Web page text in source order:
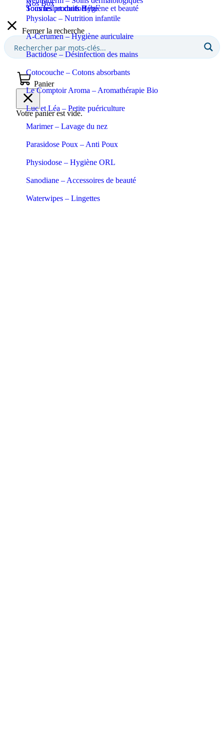
Sommeil et confort
Tous les produits Bébé
Tous les produits Hygiène et beauté
Physiolac – Nutrition infantile
A-Cerumen – Hygiène auriculaire
Bactidose – Désinfection des mains
Cotocouche – Cotons absorbants
Le Comptoir Aroma – Aromathérapie Bio
Luc et Léa – Petite puériculture
Marimer – Lavage du nez
Parasidose Poux – Anti Poux
Physiodose – Hygiène ORL
Sanodiane – Accessoires de beauté
Waterwipes – Lingettes
Nos Box
Fermer la recherche
Panier
Votre panier est vide.